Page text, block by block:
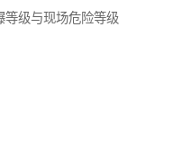
等级与现场危险等级